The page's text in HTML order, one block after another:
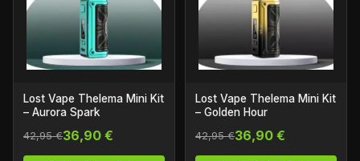
Lost Vape Thelema Mini Kit
– Aurora Spark
42,95 €36,90 €
Lost Vape Thelema Mini Kit
– Golden Hour
42,95 €36,90 €